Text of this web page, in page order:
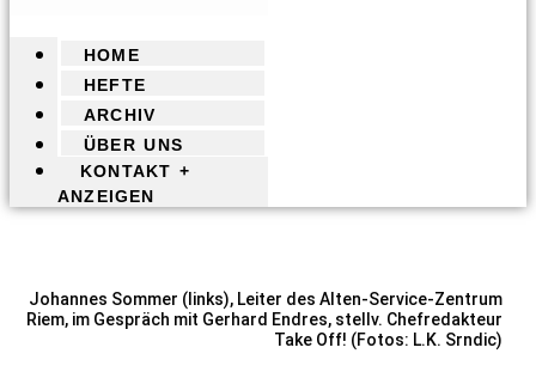
HOME
HEFTE
ARCHIV
ÜBER UNS
KONTAKT +
ANZEIGEN
Johannes Sommer (links), Leiter des Alten-Service-Zentrum
Riem, im Gespräch mit Gerhard Endres, stellv. Chefredakteur
Take Off! (Fotos: L.K. Srndic)